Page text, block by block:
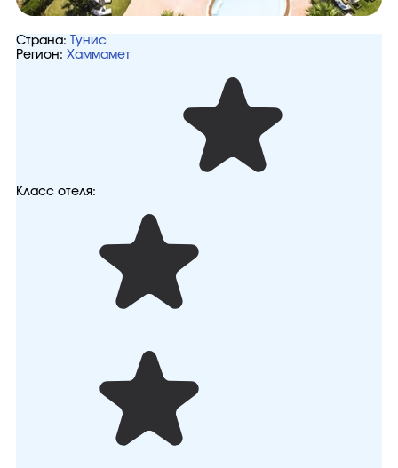
Страна:
Тунис
Регион: Хаммамет
Класс отеля: